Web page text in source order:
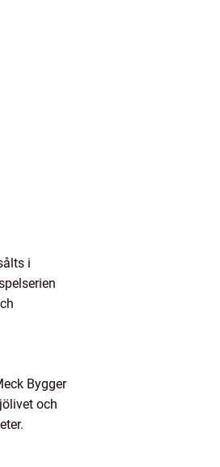
i
Bygger
och